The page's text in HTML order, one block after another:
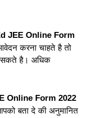
JEE Online Form
करना चाहते है तो
है। अधिक
Online Form 2022
बता दे की अनुमानित